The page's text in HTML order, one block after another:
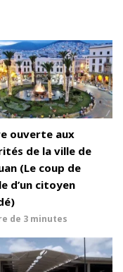
ouverte aux
de la ville de
(Le coup de
d’un citoyen
de 3 minutes